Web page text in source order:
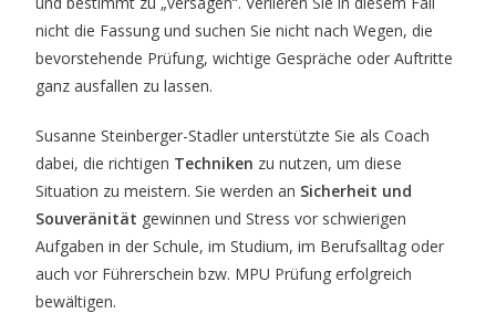
nicht die Fassung und suchen Sie nicht nach Wegen, die
bevorstehende Prüfung, wichtige Gespräche oder Auftritte
ganz ausfallen zu lassen.
Susanne Steinberger-Stadler unterstützte Sie als Coach
dabei, die richtigen Techniken zu nutzen, um diese
Situation zu meistern. Sie werden an Sicherheit und
Souveränität gewinnen und Stress vor schwierigen
Aufgaben in der Schule, im Studium, im Berufsalltag oder
auch vor Führerschein bzw. MPU Prüfung erfolgreich
bewältigen.